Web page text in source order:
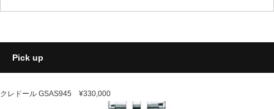
Pick up
クレドール GSAS945 ¥330,000